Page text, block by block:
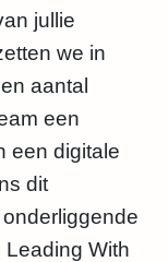
jullie
we in
aantal
een
een digitale
dit
With